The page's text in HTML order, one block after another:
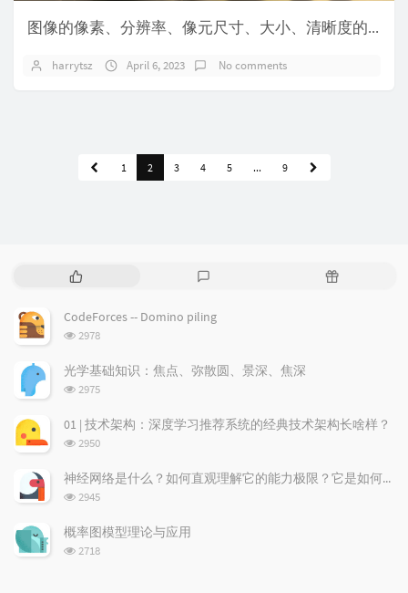
图像的像素、分辨率、像元尺寸、大小、清晰度的关系
harrytsz April 6, 2023 No comments
1 2 3 4 5 ... 9
P
p
u
a
r
r
t
c
l
s
e
t
m
n
R
t
l
CodeForces -- Domino piling
浏
次
数:
2978
光学基础知识：焦点、弥散圆、景深、焦深
浏
次
数:
2975
01 | 技术架构：深度学习推荐系统的经典技术架构长啥样？
浏
次
数:
2950
神经网络是什么？如何直观理解它的能力极限？它是如何无限逼近真理？
浏
次
数:
2945
概率图模型理论与应用
浏
2718